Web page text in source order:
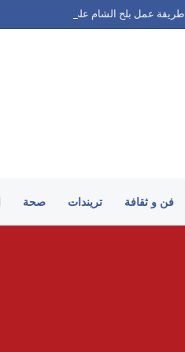
طريقة عمل بلح الشام على الطريقة السورية
فن و ثقافة تريندات صحة